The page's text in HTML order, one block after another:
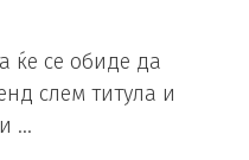
ќе се обиде да
слем титула и
…